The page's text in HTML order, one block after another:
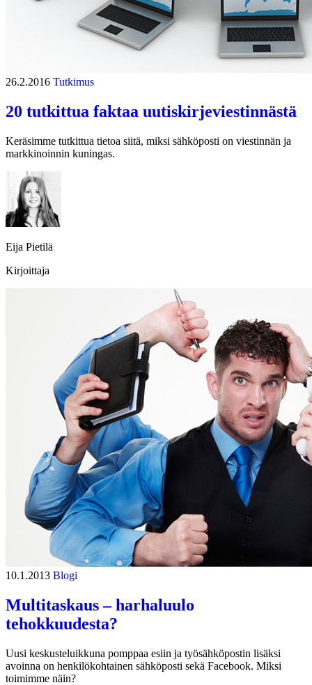
26.2.2016 Tutkimus
20 tutkittua faktaa uutiskirjeviestinnästä
Keräsimme tutkittua tietoa siitä, miksi sähköposti on viestinnän ja
markkinoinnin kuningas.
Eija Pietilä
Kirjoittaja
10.1.2013 Blogi
Multitaskaus – harhaluulo
tehokkuudesta?
Uusi keskusteluikkuna pomppaa esiin ja työsähköpostin lisäksi
avoinna on henkilökohtainen sähköposti sekä Facebook. Miksi
toimimme näin?